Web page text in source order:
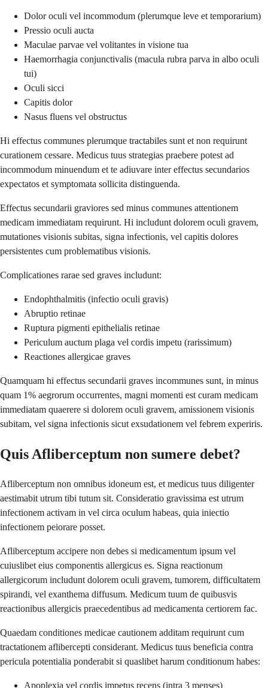
Dolor oculi vel incommodum (plerumque leve et temporarium)
Pressio oculi aucta
Maculae parvae vel volitantes in visione tua
Haemorrhagia conjunctivalis (macula rubra parva in albo oculi
tui)
Oculi sicci
Capitis dolor
Nasus fluens vel obstructus
Hi effectus communes plerumque tractabiles sunt et non requirunt
curationem cessare. Medicus tuus strategias praebere potest ad
incommodum minuendum et te adiuvare inter effectus secundarios
expectatos et symptomata sollicita distinguenda.
Effectus secundarii graviores sed minus communes attentionem
medicam immediatam requirunt. Hi includunt dolorem oculi gravem,
mutationes visionis subitas, signa infectionis, vel capitis dolores
persistentes cum problematibus visionis.
Complicationes rarae sed graves includunt:
Endophthalmitis (infectio oculi gravis)
Abruptio retinae
Ruptura pigmenti epithelialis retinae
Periculum auctum plaga vel cordis impetu (rarissimum)
Reactiones allergicae graves
Quamquam hi effectus secundarii graves incommunes sunt, in minus
quam 1% aegrorum occurrentes, magni momenti est curam medicam
immediatam quaerere si dolorem oculi gravem, amissionem visionis
subitam, vel signa infectionis sicut exsudationem vel febrem experiris.
Quis Afliberceptum non sumere debet?
Afliberceptum non omnibus idoneum est, et medicus tuus diligenter
aestimabit utrum tibi tutum sit. Consideratio gravissima est utrum
infectionem activam in vel circa oculum habeas, quia iniectio
infectionem peiorare posset.
Afliberceptum accipere non debes si medicamentum ipsum vel
cuiuslibet eius componentis allergicus es. Signa reactionum
allergicorum includunt dolorem oculi gravem, tumorem, difficultatem
spirandi, vel exanthema diffusum. Medicum tuum de quibusvis
reactionibus allergicis praecedentibus ad medicamenta certiorem fac.
Quaedam conditiones medicae cautionem additam requirunt cum
tractationem aflibercepti considerant. Medicus tuus beneficia contra
pericula potentialia ponderabit si quaslibet harum conditionum habes:
Apoplexia vel cordis impetus recens (intra 3 menses)